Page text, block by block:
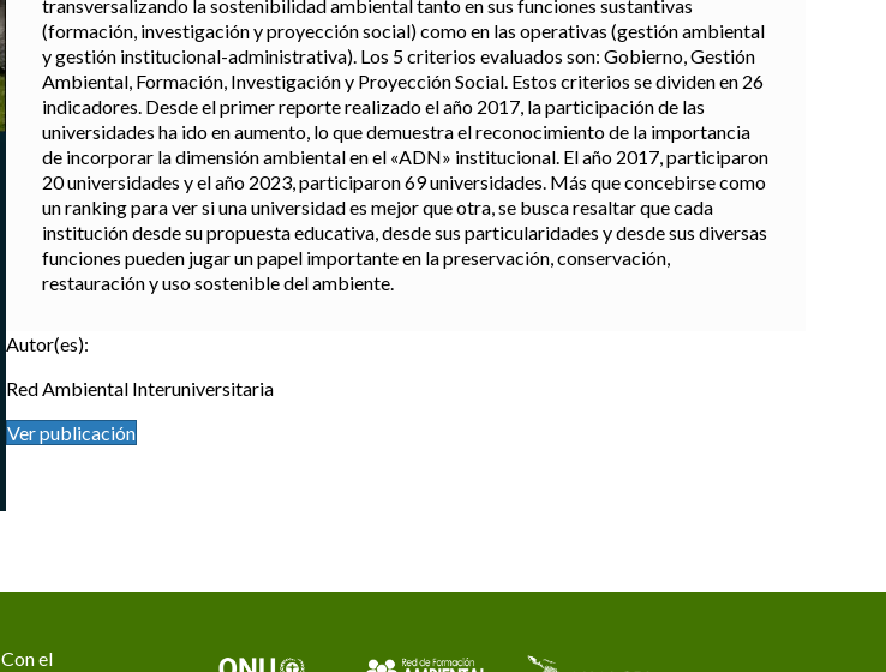
transversalizando la sostenibilidad ambiental tanto en sus funciones sustantivas
(formación, investigación y proyección social) como en las operativas (gestión ambiental
y gestión institucional-administrativa). Los 5 criterios evaluados son: Gobierno, Gestión
Ambiental, Formación, Investigación y Proyección Social. Estos criterios se dividen en 26
indicadores. Desde el primer reporte realizado el año 2017, la participación de las
universidades ha ido en aumento, lo que demuestra el reconocimiento de la importancia
de incorporar la dimensión ambiental en el «ADN» institucional. El año 2017, participaron
20 universidades y el año 2023, participaron 69 universidades. Más que concebirse como
un ranking para ver si una universidad es mejor que otra, se busca resaltar que cada
institución desde su propuesta educativa, desde sus particularidades y desde sus diversas
funciones pueden jugar un papel importante en la preservación, conservación,
restauración y uso sostenible del ambiente.
Autor(es):
Red Ambiental Interuniversitaria
Ver publicación
Con el